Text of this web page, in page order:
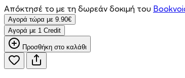
Απόκτησέ το με τη δωρεάν δοκιμή του
Aγορά τώρα με 9.90€
Aγορά με 1 Credit
Προσθήκη στο καλάθι